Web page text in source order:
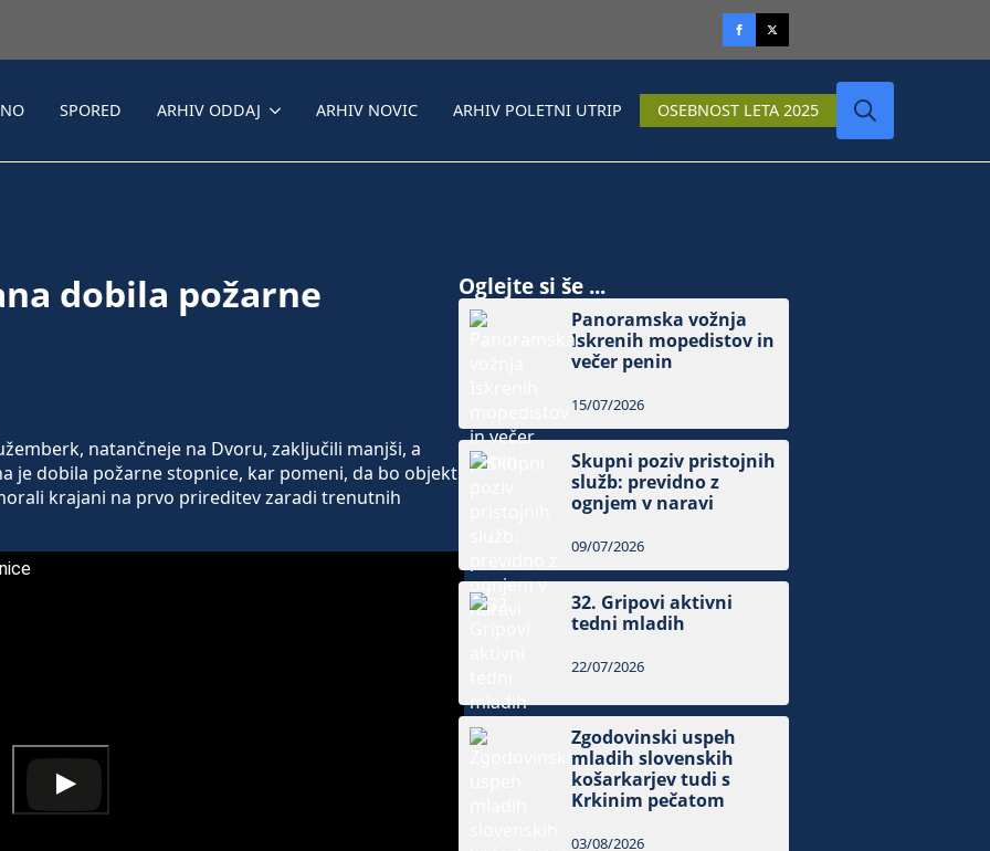
SPORED ARHIV ODDAJ ARHIV NOVIC ARHIV POLETNI UTRIP OSEBNOST LETA 2025
dobila požarne
natančneje na Dvoru, zaključili manjši, a
je dobila požarne stopnice, kar pomeni, da bo objekt
krajani na prvo prireditev zaradi trenutnih
Oglejte si še ...
Panoramska vožnja
Iskrenih mopedistov in
večer penin
15/07/2026
Skupni poziv pristojnih
služb: previdno z
ognjem v naravi
09/07/2026
32. Gripovi aktivni
tedni mladih
22/07/2026
Zgodovinski uspeh
mladih slovenskih
košarkarjev tudi s
Krkinim pečatom
03/08/2026